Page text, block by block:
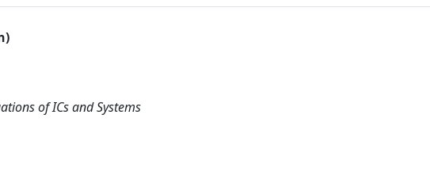
of ICs and Systems